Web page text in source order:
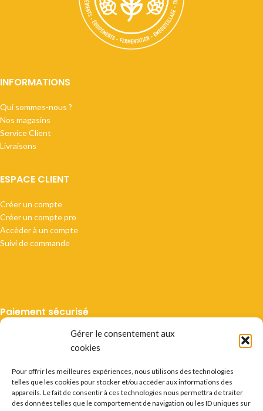
Gérer le consentement aux
cookies
Pour offrir les meilleures expériences, nous utilisons des technologies
telles que les cookies pour stocker et/ou accéder aux informations des
appareils. Le fait de consentir à ces technologies nous permettra de traiter
des données telles que le comportement de navigation ou les ID uniques sur
INFORMATIONS
Qui sommes-nous ?
Nos magasins
Service Client
Livraisons
ESPACE CLIENT
Créer un compte
Créer un compte pro
Accèder à un compte
Suivi de commande
Paiement sécurisé
Livraison suivie